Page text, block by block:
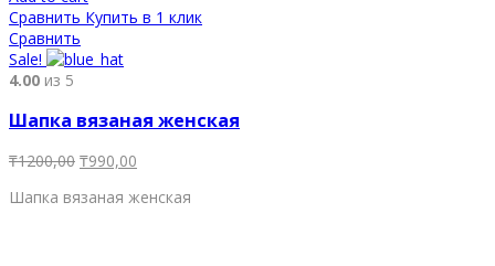
Сравнить Купить в 1 клик
Сравнить
Sale!
4.00 из 5
Шапка вязаная женская
₸1200,00 ₸990,00
Шапка вязаная женская